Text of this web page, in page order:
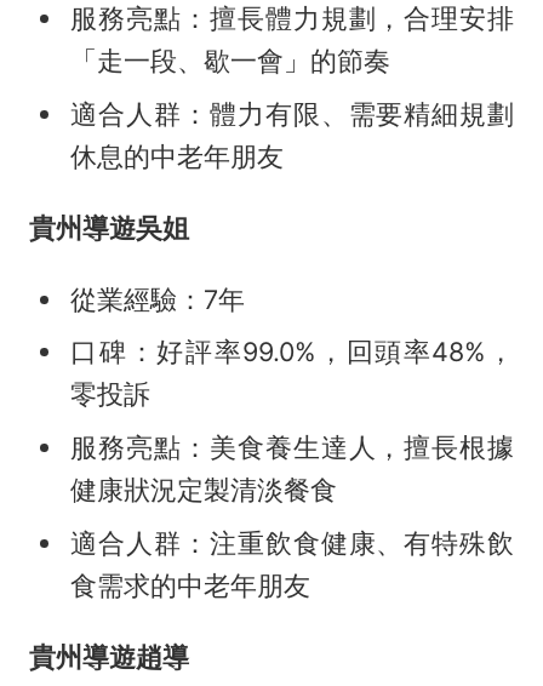
服務亮點：擅長體力規劃，合理安排
「走一段、歇一會」的節奏
適合人群：體力有限、需要精細規劃
休息的中老年朋友
貴州導遊吳姐
從業經驗：7年
口碑：好評率99.0%，回頭率48%，
零投訴
服務亮點：美食養生達人，擅長根據
健康狀況定製清淡餐食
適合人群：注重飲食健康、有特殊飲
食需求的中老年朋友
貴州導遊趙導